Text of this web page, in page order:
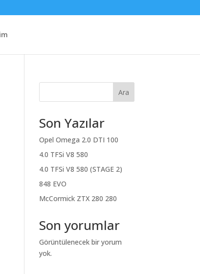
Ara
Son Yazılar
Opel Omega 2.0 DTI 100
4.0 TFSi V8 580
4.0 TFSi V8 580 (STAGE 2)
848 EVO
McCormick ZTX 280 280
Son yorumlar
Görüntülenecek bir yorum
yok.